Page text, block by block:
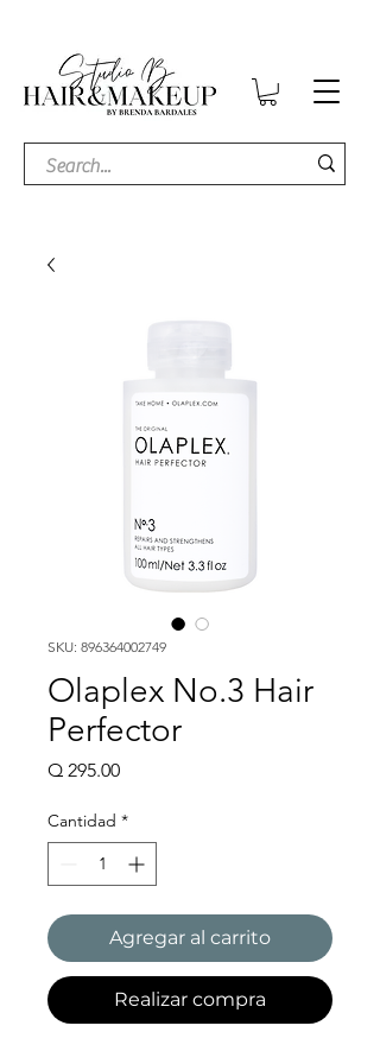
SKU: 896364002749
Olaplex No.3 Hair
Perfector
Q 295.00Precio
Cantidad *
Agregar al carrito
Realizar compra